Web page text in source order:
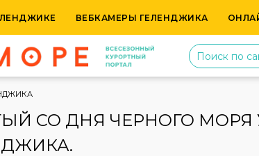
ВЕБКАМЕРЫ ГЕЛЕНДЖИКА
СО ДНЯ ЧЕРНОГО МОРЯ